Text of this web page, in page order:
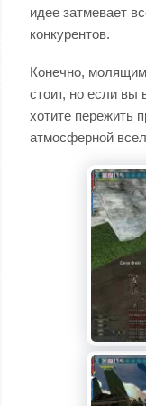
идее затмевает
конкурентов.
Конечно,
стоит, но если вы
хотите пережить
атмосферной